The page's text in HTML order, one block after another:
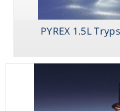
PYREX 1.5L